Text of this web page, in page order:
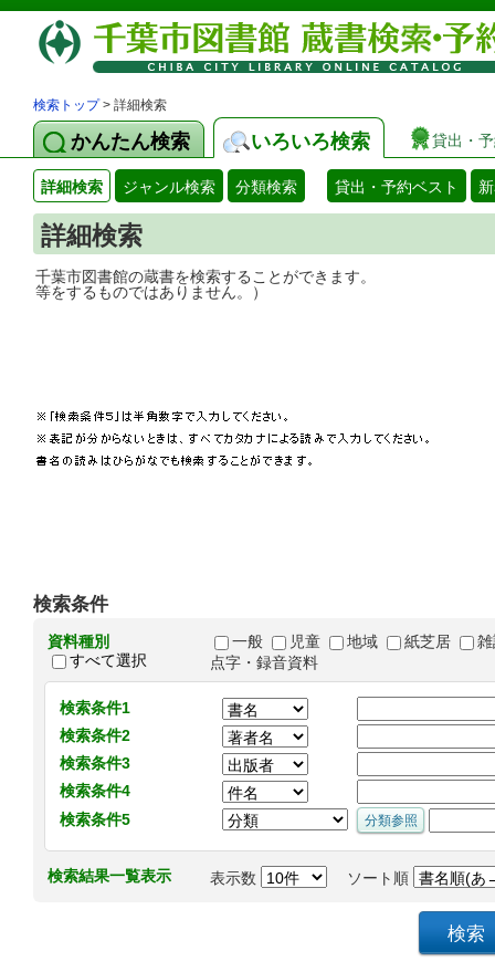
検索トップ> 詳細検索
かんたん検索 いろいろ検索 貸出・
詳細検索 ジャンル検索 分類検索 貸出・予約ベスト
詳細検索
千葉市図書館の蔵書を検索することがで
等をするものではありません。）
検索条件
資料種別
すべて選択
一般 児童 地域 紙芝居
点字・録音資料
検索条件1
検索条件2
検索条件3
検索条件4
検索条件5
検索結果一覧表示 表示数 ソート順